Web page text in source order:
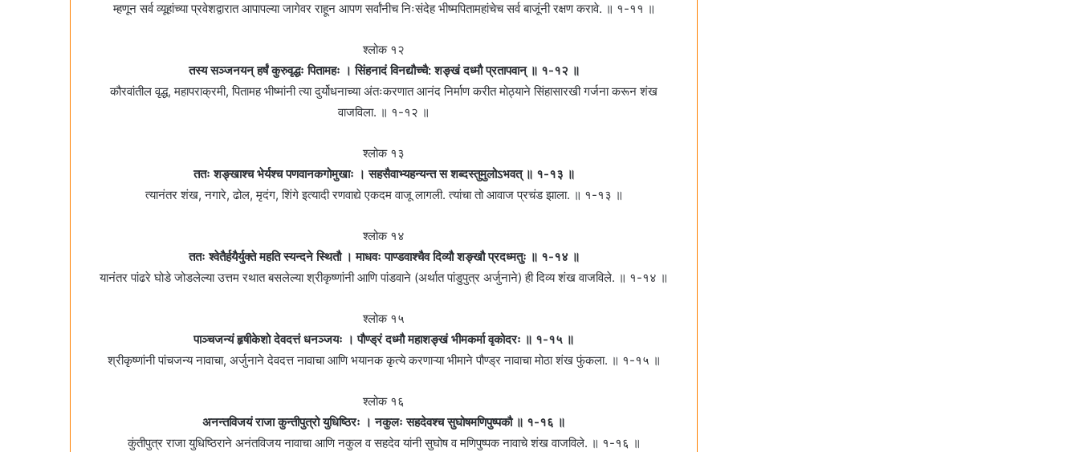
म्हणून सर्व व्यूहांच्या प्रवेशद्वारात आपापल्या जागेवर राहून आपण सर्वांनीच निःसंदेह भीष्मपितामहांचेच सर्व बाजूंनी रक्षण करावे. ॥ १-११ ॥
श्लोक १२
तस्य सञ्जनयन्‌ हर्षं कुरुवृद्धः पितामहः । सिंहनादं विनद्यौच्चै: शङ्खं दध्मौ प्रतापवान्‌ ॥ १-१२ ॥
कौरवांतील वृद्ध, महापराक्रमी, पितामह भीष्मांनी त्या दुर्योधनाच्या अंतःकरणात आनंद निर्माण करीत मोठ्याने सिंहासारखी गर्जना करून शंख
वाजविला. ॥ १-१२ ॥
श्लोक १३
ततः शङ्खाश्च भेर्यश्च पणवानकगोमुखाः । सहसैवाभ्यहन्यन्त स शब्दस्तुमुलोऽभवत्‌ ॥ १-१३ ॥
त्यानंतर शंख, नगारे, ढोल, मृदंग, शिंगे इत्यादी रणवाद्ये एकदम वाजू लागली. त्यांचा तो आवाज प्रचंड झाला. ॥ १-१३ ॥
श्लोक १४
ततः श्वेतैर्हयैर्युक्ते महति स्यन्दने स्थितौ । माधवः पाण्डवाश्चैव दिव्यौ शङ्खौ प्रदध्मतुः ॥ १-१४ ॥
यानंतर पांढरे घोडे जोडलेल्या उत्तम रथात बसलेल्या श्रीकृष्णांनी आणि पांडवाने (अर्थात पांडुपुत्र अर्जुनाने) ही दिव्य शंख वाजविले. ॥ १-१४ ॥
श्लोक १५
पाञ्चजन्यं हृषीकेशो देवदत्तं धनञ्जयः । पौण्ड्रं दध्मौ महाशङ्खं भीमकर्मा वृकोदरः ॥ १-१५ ॥
श्रीकृष्णांनी पांचजन्य नावाचा, अर्जुनाने देवदत्त नावाचा आणि भयानक कृत्ये करणाऱ्या भीमाने पौण्ड्र नावाचा मोठा शंख फुंकला. ॥ १-१५ ॥
श्लोक १६
अनन्तविजयं राजा कुन्तीपुत्रो युधिष्ठिरः । नकुलः सहदेवश्च सुघोषमणिपुष्पकौ ॥ १-१६ ॥
कुंतीपुत्र राजा युधिष्ठिराने अनंतविजय नावाचा आणि नकुल व सहदेव यांनी सुघोष व मणिपुष्पक नावाचे शंख वाजविले. ॥ १-१६ ॥